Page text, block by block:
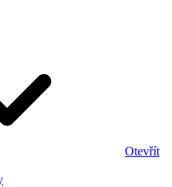
Otevřít